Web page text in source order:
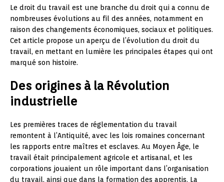
Le droit du travail est une branche du droit qui a connu de
nombreuses évolutions au fil des années, notamment en
raison des changements économiques, sociaux et politiques.
Cet article propose un aperçu de l’évolution du droit du
travail, en mettant en lumière les principales étapes qui ont
marqué son histoire.
Des origines à la Révolution
industrielle
Les premières traces de réglementation du travail
remontent à l’Antiquité, avec les lois romaines concernant
les rapports entre maîtres et esclaves. Au Moyen Âge, le
travail était principalement agricole et artisanal, et les
corporations jouaient un rôle important dans l’organisation
du travail, ainsi que dans la formation des apprentis. La